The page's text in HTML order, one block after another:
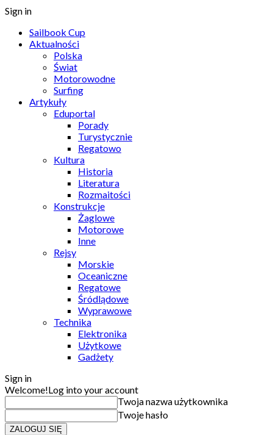
Sign in
Sailbook Cup
Aktualności
Polska
Świat
Motorowodne
Surfing
Artykuły
Eduportal
Porady
Turystycznie
Regatowo
Kultura
Historia
Literatura
Rozmaitości
Konstrukcje
Żaglowe
Motorowe
Inne
Rejsy
Morskie
Oceaniczne
Regatowe
Śródlądowe
Wyprawowe
Technika
Elektronika
Użytkowe
Gadżety
Sign in
Welcome!Log into your account
Twoja nazwa użytkownika
Twoje hasło